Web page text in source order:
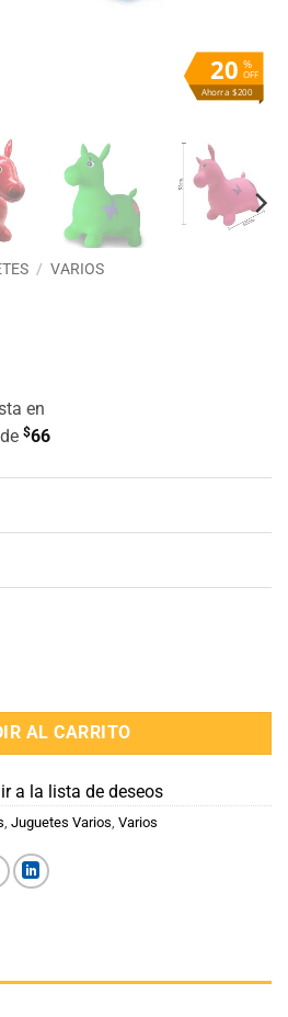
%
OFF
20
Ahorra $200
/ VARIOS
en
de $66
AL CARRITO
a la lista de deseos
Juguetes Varios Varios